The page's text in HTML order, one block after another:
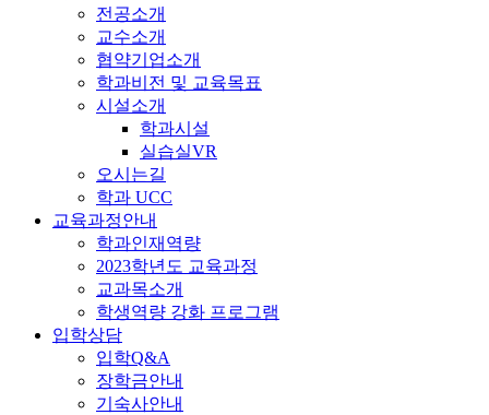
전공소개
교수소개
협약기업소개
학과비전 및 교육목표
시설소개
학과시설
실습실VR
오시는길
학과 UCC
교육과정안내
학과인재역량
2023학년도 교육과정
교과목소개
학생역량 강화 프로그램
입학상담
입학Q&A
장학금안내
기숙사안내